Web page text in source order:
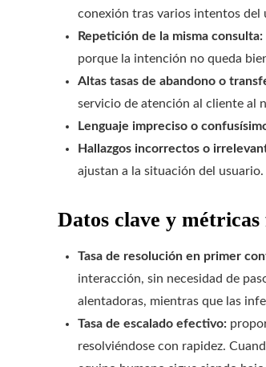
conexión tras varios intentos del
Repetición de la misma consulta:
porque la intención no queda
Altas tasas de abandono o
servicio de atención al cliente al
Lenguaje impreciso o
Hallazgos incorrectos o
ajustan a la situación del usuario.
Datos clave y
Tasa de resolución en primer
interacción, sin necesidad de
alentadoras, mientras que las
Tasa de escalado efectivo:
resolviéndose con rapidez.